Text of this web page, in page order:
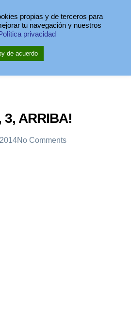
3, ARRIBA!
No Comments
propias y de terceros para
tu navegación y nuestros
privacidad
de acuerdo